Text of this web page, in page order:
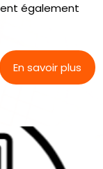
également
En savoir plus